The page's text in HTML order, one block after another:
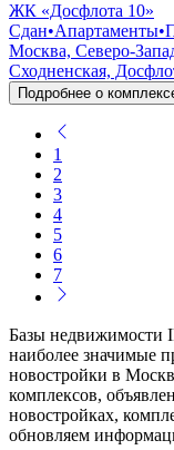
ЖК «Досфлота 10»
Сдан•Апартаменты•
Москва, Северо-
Сходненская,
Подробнее о
1
2
3
4
5
6
7
Базы недвижимости
наиболее значимые
новостройки в
комплексов,
новостройках,
обновляем